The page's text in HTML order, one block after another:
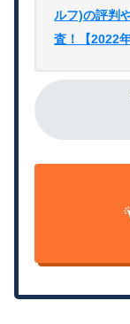
ルフ)の評判
査！【2022